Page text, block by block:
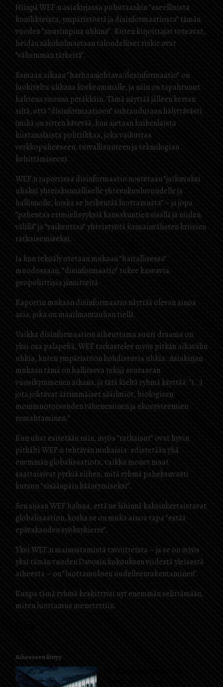
Niinpä WEF:n asiakirjassa puhutaankin ”aseellisista
konflikteista, ympäristöstä ja disinformaatiosta” tämän
vuoden ”suurimpina uhkina”. Kuten kirjoittajat toteavat,
heidän näkökulmastaan taloudelliset riskit ovat
”vähemmän tärkeitä”.
Samaan aikaan ”harhaanjohtava/desinformaatio” on
luokiteltu uhkana korkeammalle, ja näin on tapahtunut
kahtena vuonna peräkkäin. Tämä näyttää jälleen kerran
siltä, että ”disinformaatioon” suhtaudutaan hälyttävästi
(mikä on sitten kätevää, kun ajetaan kaikenlaista
kiistanalaista politiikkaa, joka vaikuttaa
verkkopuheeseen, turvallisuuteen ja teknologian
kehittämiseen).
WEF:n raportissa disinformaatio nostetaan ”jatkuvaksi
uhaksi yhteiskunnalliselle yhteenkuuluvuudelle ja
hallinnolle, koska se heikentää luottamusta” – ja jopa
”pahentaa erimielisyyksiä kansakuntien sisällä ja niiden
välillä” ja ”vaikeuttaa” yhteistyötä kansainvälisten kriisien
ratkaisemiseksi.
Ja kun tekoäly otetaan mukaan ”haitallisessa”
muodossaan, ”disinformaatio” tukee kasvavia
geopoliittisia jännitteitä.
Raportin mukaan disinformaatio näyttää olevan ainoa
asia, joka on maailmanrauhan tiellä.
Vaikka disinformaation aiheuttama suuri draama on
yksi osa palapeliä, WEF tarkastelee myös pitkän aikavälin
uhkia, kuten ympäristöön kohdistuvia uhkia. Asiakirjan
mukaan tämä on hallitseva tekijä seuraavan
vuosikymmenen aikana, ja tätä kieltä ryhmä käyttää: ”(…)
jota johtavat äärimmäiset sääilmiöt, biologisen
monimuotoisuuden väheneminen ja ekosysteemien
romahtaminen.”
Kun uhat esitetään näin, myös ”ratkaisut” ovat hyvin
pitkälti WEF:n tehtävän mukaisia: edistetään yhä
enemmän globalisaatiota, vaikka monet maat
saattaisivat pyrkiä siihen, mitä ryhmä paheksuvasti
kutsuu ”sisäänpäin kääntymiseksi”.
Sen sijaan WEF haluaa, että ne lähinnä kaksinkertaistavat
globalisaation, koska se on muka ainoa tapa ”estää
epävakauden syöksykierre”.
Yksi WEF:n mainostamista tavoitteista – ja se on myös
yksi tämän vuoden Davosin kokouksen viidestä yleisestä
aiheesta – on ”luottamuksen uudelleenrakentaminen”.
Kunpa tämä ryhmä keskittyisi nyt enemmän selittämään,
miten luottamus menetettiin.
Aiheeseen liittyy